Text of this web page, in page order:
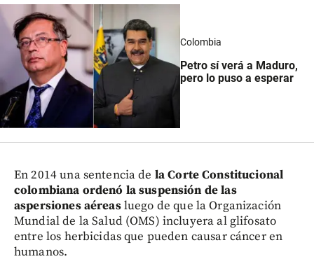
Colombia
Petro sí verá a Maduro,
pero lo puso a esperar
En 2014 una sentencia de la Corte Constitucional
colombiana ordenó la suspensión de las
aspersiones aéreasluego de que la Organización
Mundial de la Salud (OMS) incluyera al glifosato
entre los herbicidas que pueden causar cáncer en
humanos.